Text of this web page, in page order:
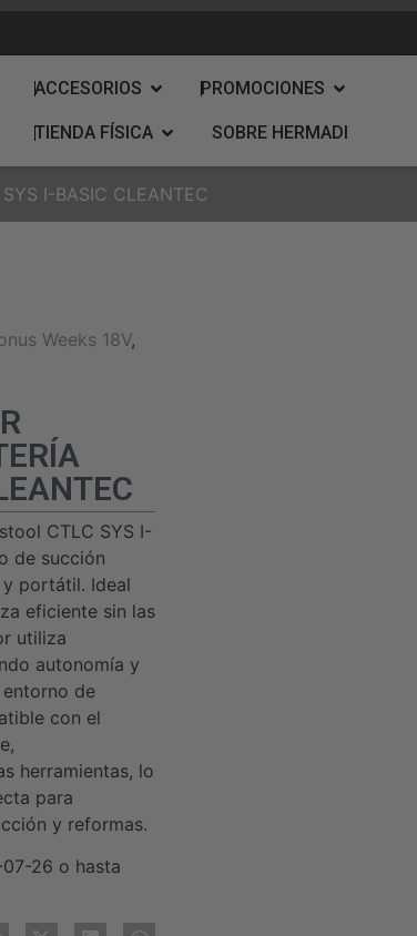
ACCESORIOS PROMOCIONES
TIENDA FÍSICA SOBRE HERMADI
I-BASIC CLEANTEC
Weeks 18V,
CTLC SYS I-
de succión
portátil. Ideal
eficiente sin las
utiliza
autonomía y
de
con el
herramientas, lo
para
y reformas.
26 o hasta